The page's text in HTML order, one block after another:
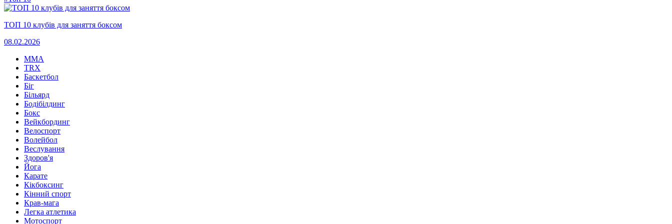
ТОП 10 клубів для заняття боксом
08.02.2026
MMA
TRX
Баскетбол
Біг
Більярд
Бодібілдинг
Бокс
Вейкбординг
Велоспорт
Волейбол
Веслування
Здоров'я
Йога
Карате
Кікбоксинг
Кінний спорт
Крав-мага
Легка атлетика
Мотоспорт